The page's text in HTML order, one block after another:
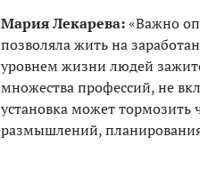
Мария Лекарева:«Важно
позволяла жить на
уровнем жизни людей
множества профессий, не
установка может тормозить
размышлений,